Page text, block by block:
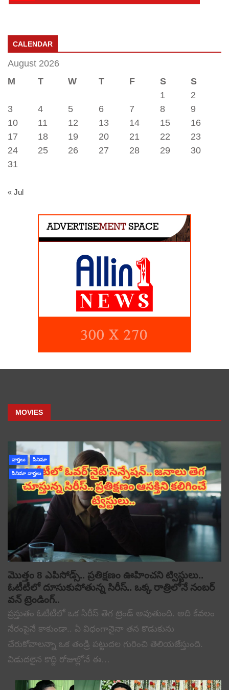
CALENDAR
August 2026
M
T W T F S
S
1
2
3
4 5 6 7 8
9
10
11 12 13 14 15
16
17
18 19 20 21 22
23
24
25 26 27 28 29
30
31
« Jul
MOVIES
వార్తలు సినిమా
సినిమా వార్తలు
మొత్తం 8 ఎపిసోడ్స్.. ప్రతిక్షణం ఊహించని ట్విస్టులు..
ఓటీటీలో దూసుకుపోతున్న సిరీస్.. ఒక్క రాత్రిలోనే నంబర్
వన్ ట్రెండింగ్..
ప్రస్తుతం ఓటీటీలో ఒక సిరీస్ తెగ ట్రెండ్ అవుతుంది. అది కేవలం
నేరంపైనే కాకుండా.. ఏ విధంగానైనా తన కొడుకును
చేరుకోవాలన్నా ఒక తండ్రి పట్టుదల గురించి తెలియజేస్తుంది.
విడుదలైన కొద్ది రోజుల్లోనే ఈ…